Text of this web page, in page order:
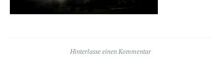
Hinterlasse einen Kommentar